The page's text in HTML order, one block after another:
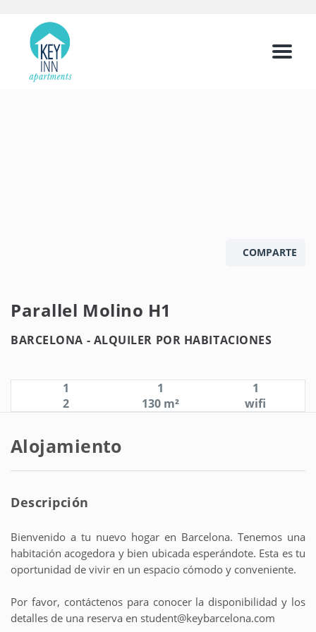
Menu
COMPARTE
Parallel Molino H1
BARCELONA - ALQUILER POR HABITACIONES
1 1
1
2
130 m² wifi
Alojamiento
Descripción
Bienvenido a tu nuevo hogar en Barcelona. Tenemos una
habitación acogedora y bien ubicada esperándote. Esta es tu
oportunidad de vivir en un espacio cómodo y conveniente.
Por favor, contáctenos para conocer la disponibilidad y los
detalles de una reserva en student@keybarcelona.com